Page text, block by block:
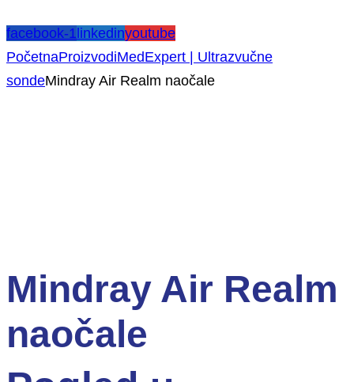
facebook-1 linkedinyoutube
PočetnaProizvodiMedExpert | Ultrazvučne
sondeMindray Air Realm naočale
Mindray Air Realm
naočale